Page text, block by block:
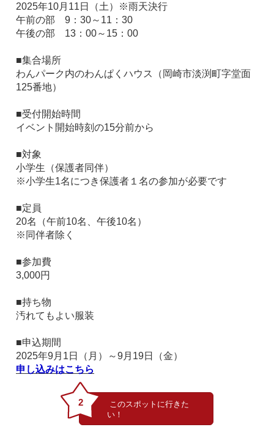
2025年10月11日（土）※雨天決行
午前の部 9：30～11：30
午後の部 13：00～15：00
■集合場所
わんパーク内のわんぱくハウス（岡崎市淡渕町字堂面
125番地）
■受付開始時間
イベント開始時刻の15分前から
■対象
小学生（保護者同伴）
※小学生1名につき保護者１名の参加が必要です
■定員
20名（午前10名、午後10名）
※同伴者除く
■参加費
3,000円
■持ち物
汚れてもよい服装
■申込期間
2025年9月1日（月）～9月19日（金）
申し込みはこちら
2